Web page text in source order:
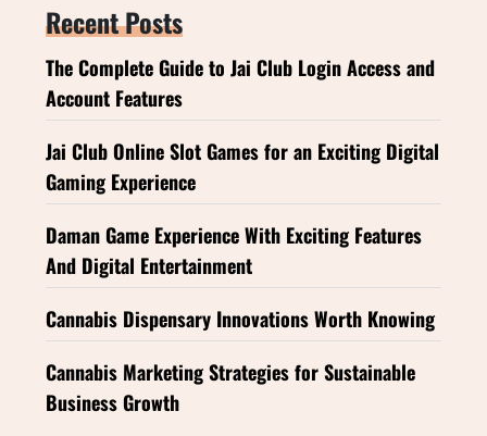
Recent Posts
The Complete Guide to Jai Club Login Access and
Account Features
Jai Club Online Slot Games for an Exciting Digital
Gaming Experience
Daman Game Experience With Exciting Features
And Digital Entertainment
Cannabis Dispensary Innovations Worth Knowing
Cannabis Marketing Strategies for Sustainable
Business Growth